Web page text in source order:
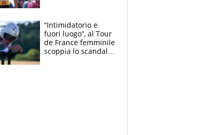
e Skerl
“Intimidatorio e
fuori luogo”, al Tour
de France femminile
scoppia lo scandalo: